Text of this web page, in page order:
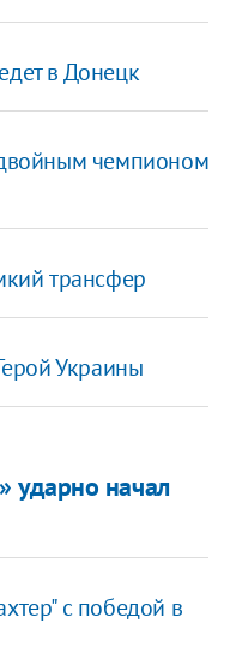
в Донецк
чемпионом
трансфер
Украины
ударно начал
с победой в